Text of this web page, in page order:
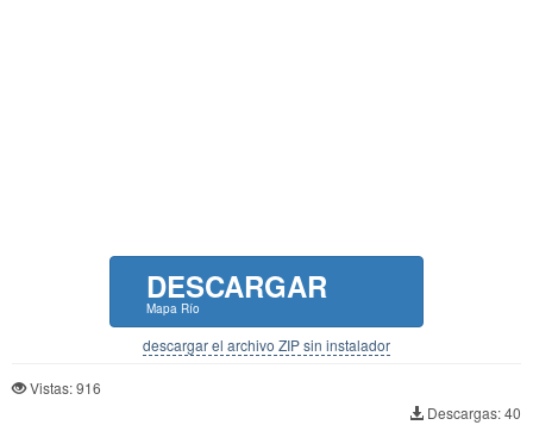
DESCARGAR
Mapa Río
descargar el archivo ZIP sin instalador
Vistas: 916
Descargas: 40